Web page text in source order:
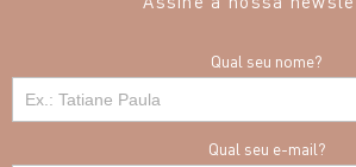
Qual seu nome?
Qual seu e-mail?